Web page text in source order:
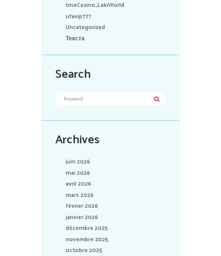
tmeCasino_LakiWorld
ufavip777
Uncategorized
Текста
Search
Archives
juin 2026
mai 2026
avril 2026
mars 2026
février 2026
janvier 2026
décembre 2025
novembre 2025
octobre 2025